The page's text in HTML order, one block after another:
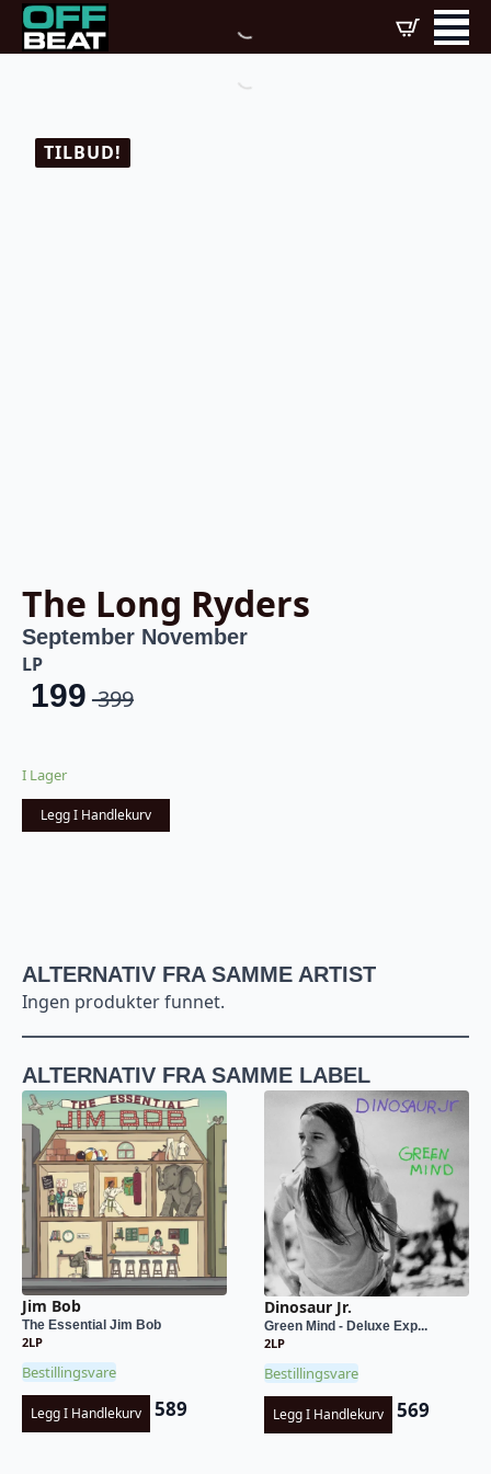
TILBUD!
The Long Ryders
September November
LP
399
Opprinnelig
var:
kr 399.
199
Nåværende
er:
kr 199.
I Lager
Legg I Handlekurv
ALTERNATIV FRA SAMME ARTIST
Ingen produkter funnet.
ALTERNATIV FRA SAMME LABEL
Jim Bob
The Essential Jim Bob
2LP
Bestillingsvare
Legg I Handlekurv 589
Dinosaur Jr.
Green Mind - Deluxe Exp...
2LP
Bestillingsvare
Legg I Handlekurv 569